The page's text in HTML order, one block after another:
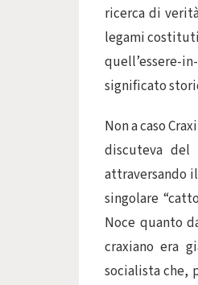
ricerca di
legami
quell’essere-
significato
Non a caso
discuteva del
attraversando
singolare
Noce quanto
craxiano era
socialista che,